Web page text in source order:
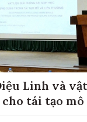
Linh và
tái tạo mô